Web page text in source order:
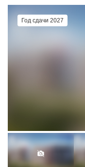
Год сдачи 2027